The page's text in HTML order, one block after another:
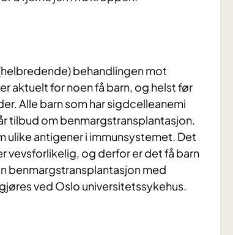
behandlingen mot
aktuelt for noen få barn, og helst før
Alle barn som har sigdcelleanemi
tilbud om benmargstransplantasjon.
ulike antigener i immunsystemet. Det
vevsforlikelig, og derfor er det få barn
benmargstransplantasjon med
ved Oslo universitetssykehus.